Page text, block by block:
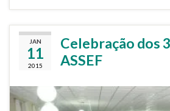
JAN
11
2015
Celebração dos
ASSEF